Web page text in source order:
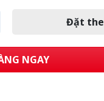
Đặt
NGAY